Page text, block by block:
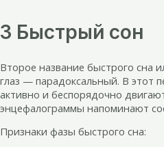
3 Быстрый сон
Второе название быстрого сна
глаз — парадоксальный. В этот
активно и беспорядочно
энцефалограммы напоминают
Признаки фазы быстрого сна: